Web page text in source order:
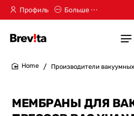
Профиль Больше ⋯
Производители
МЕМБРАНЫ ДЛЯ